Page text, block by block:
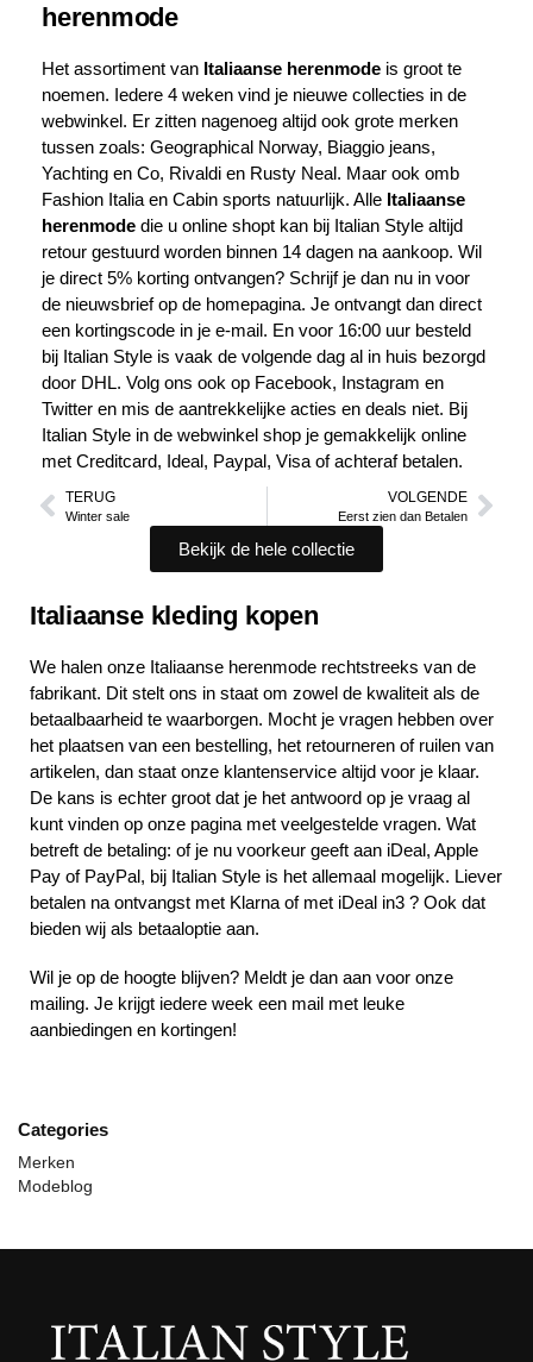
herenmode
Het assortiment van Italiaanse herenmode is groot te
noemen. Iedere 4 weken vind je nieuwe collecties in de
webwinkel. Er zitten nagenoeg altijd ook grote merken
tussen zoals: Geographical Norway, Biaggio jeans,
Yachting en Co, Rivaldi en Rusty Neal. Maar ook omb
Fashion Italia en Cabin sports natuurlijk. Alle Italiaanse
herenmode die u online shopt kan bij Italian Style altijd
retour gestuurd worden binnen 14 dagen na aankoop. Wil
je direct 5% korting ontvangen? Schrijf je dan nu in voor
de nieuwsbrief op de homepagina. Je ontvangt dan direct
een kortingscode in je e-mail. En voor 16:00 uur besteld
bij Italian Style is vaak de volgende dag al in huis bezorgd
door DHL. Volg ons ook op Facebook, Instagram en
Twitter en mis de aantrekkelijke acties en deals niet. Bij
Italian Style in de webwinkel shop je gemakkelijk online
met Creditcard, Ideal, Paypal, Visa of achteraf betalen.
TERUG
Winter sale
VOLGENDE
Eerst zien dan Betalen
Bekijk de hele collectie
Italiaanse kleding kopen
We halen onze Italiaanse herenmode rechtstreeks van de
fabrikant. Dit stelt ons in staat om zowel de kwaliteit als de
betaalbaarheid te waarborgen. Mocht je vragen hebben over
het plaatsen van een bestelling, het retourneren of ruilen van
artikelen, dan staat onze klantenservice altijd voor je klaar.
De kans is echter groot dat je het antwoord op je vraag al
kunt vinden op onze pagina met veelgestelde vragen. Wat
betreft de betaling: of je nu voorkeur geeft aan iDeal, Apple
Pay of PayPal, bij Italian Style is het allemaal mogelijk. Liever
betalen na ontvangst met Klarna of met iDeal in3 ? Ook dat
bieden wij als betaaloptie aan.
Wil je op de hoogte blijven? Meldt je dan aan voor onze
mailing. Je krijgt iedere week een mail met leuke
aanbiedingen en kortingen!
Categories
Merken
Modeblog